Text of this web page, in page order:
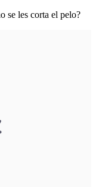
se les corta el pelo?